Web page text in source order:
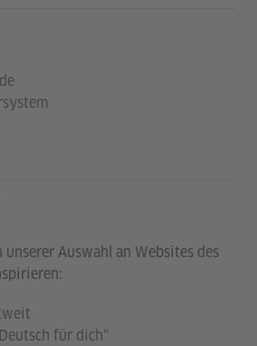
unserer Auswahl an Websites des
für dich“